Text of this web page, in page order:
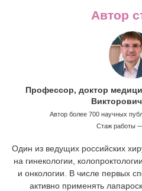
Автор
Профессор, доктор
Автор более 700 научных
Стаж работы —
Один из ведущих российских
на гинекологии,
и онкологии. В числе первых
активно применять